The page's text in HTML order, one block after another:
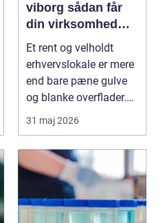
viborg sådan får
din virksomhed
mere tid og bedre
arbejdsmiljø
Et rent og velholdt
erhvervslokale er mere
end bare pæne gulve
og blanke overflader.
Rengøringen påv...
31 maj 2026